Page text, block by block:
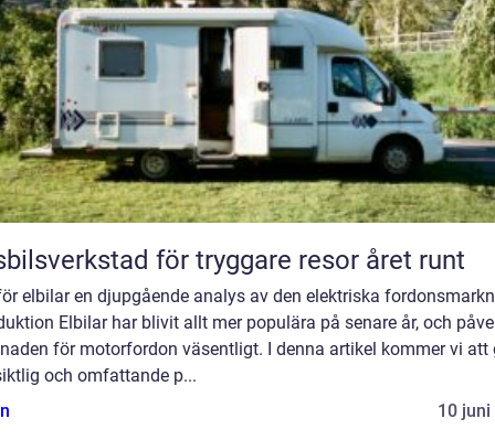
för tryggare resor året runt
elbilar en djupgående analys av den elektriska
Elbilar har blivit allt mer populära på senare år, och
för motorfordon väsentligt. I denna artikel kommer vi att
och omfattande p...
10 juni